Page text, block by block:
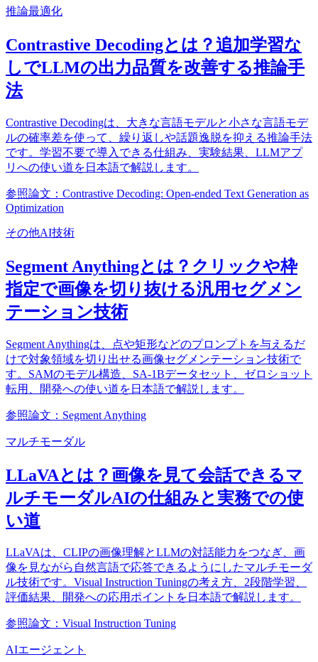
推論最適化
Contrastive Decodingとは？追加学習な
しでLLMの出力品質を改善する推論手
法
Contrastive Decodingは、大きな言語モデルと小さな言語モデ
ルの確率差を使って、繰り返しや話題逸脱を抑える推論手法
です。学習不要で導入できる仕組み、実験結果、LLMアプ
リへの使い道を日本語で解説します。
参照論文：Contrastive Decoding: Open-ended Text Generation as
Optimization
その他AI技術
Segment Anythingとは？クリックや枠
指定で画像を切り抜ける汎用セグメン
テーション技術
Segment Anythingは、点や矩形などのプロンプトを与えるだ
けで対象領域を切り出せる画像セグメンテーション技術で
す。SAMのモデル構造、SA-1Bデータセット、ゼロショット
転用、開発への使い道を日本語で解説します。
参照論文：Segment Anything
マルチモーダル
LLaVAとは？画像を見て会話できるマ
ルチモーダルAIの仕組みと実務での使
い道
LLaVAは、CLIPの画像理解とLLMの対話能力をつなぎ、画
像を見ながら自然言語で応答できるようにしたマルチモーダ
ル技術です。Visual Instruction Tuningの考え方、2段階学習、
評価結果、開発への応用ポイントを日本語で解説します。
参照論文：Visual Instruction Tuning
AIエージェント